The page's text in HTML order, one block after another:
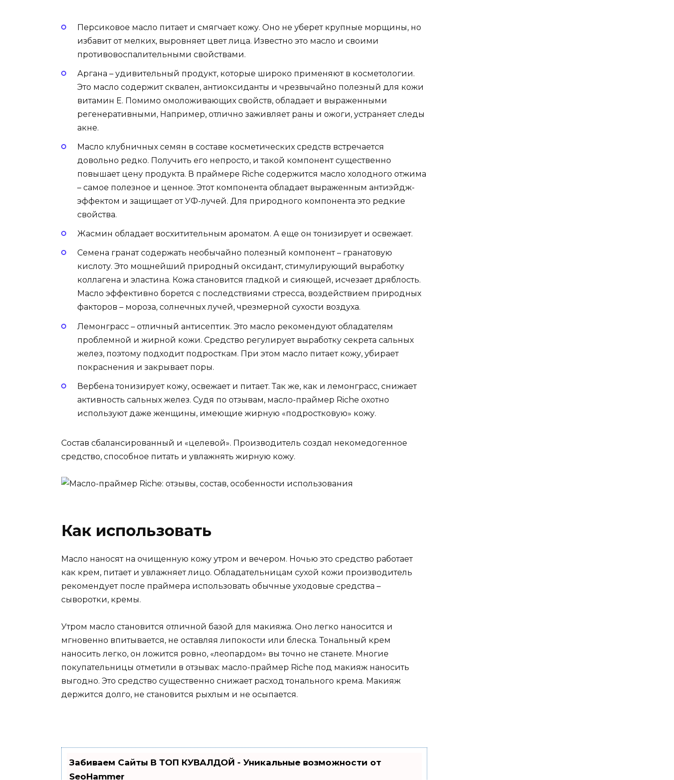
Персиковое масло питает и смягчает кожу. Оно не уберет крупные морщины, но
избавит от мелких, выровняет цвет лица. Известно это масло и своими
противовоспалительными свойствами.
Аргана – удивительный продукт, которые широко применяют в косметологии.
Это масло содержит сквален, антиоксиданты и чрезвычайно полезный для кожи
витамин Е. Помимо омоложивающих свойств, обладает и выраженными
регенеративными, Например, отлично заживляет раны и ожоги, устраняет следы
акне.
Масло клубничных семян в составе косметических средств встречается
довольно редко. Получить его непросто, и такой компонент существенно
повышает цену продукта. В праймере Riche содержится масло холодного отжима
– самое полезное и ценное. Этот компонента обладает выраженным антиэйдж-
эффектом и защищает от УФ-лучей. Для природного компонента это редкие
свойства.
Жасмин обладает восхитительным ароматом. А еще он тонизирует и освежает.
Семена гранат содержать необычайно полезный компонент – гранатовую
кислоту. Это мощнейший природный оксидант, стимулирующий выработку
коллагена и эластина. Кожа становится гладкой и сияющей, исчезает дряблость.
Масло эффективно борется с последствиями стресса, воздействием природных
факторов – мороза, солнечных лучей, чрезмерной сухости воздуха.
Лемонграсс – отличный антисептик. Это масло рекомендуют обладателям
проблемной и жирной кожи. Средство регулирует выработку секрета сальных
желез, поэтому подходит подросткам. При этом масло питает кожу, убирает
покраснения и закрывает поры.
Вербена тонизирует кожу, освежает и питает. Так же, как и лемонграсс, снижает
активность сальных желез. Судя по отзывам, масло-праймер Riche охотно
используют даже женщины, имеющие жирную «подростковую» кожу.
Состав сбалансированный и «целевой». Производитель создал некомедогенное
средство, способное питать и увлажнять жирную кожу.
Как использовать
Масло наносят на очищенную кожу утром и вечером. Ночью это средство работает
как крем, питает и увлажняет лицо. Обладательницам сухой кожи производитель
рекомендует после праймера использовать обычные уходовые средства –
сыворотки, кремы.
Утром масло становится отличной базой для макияжа. Оно легко наносится и
мгновенно впитывается, не оставляя липокости или блеска. Тональный крем
наносить легко, он ложится ровно, «леопардом» вы точно не станете. Многие
покупательницы отметили в отзывах: масло-праймер Riche под макияж наносить
выгодно. Это средство существенно снижает расход тонального крема. Макияж
держится долго, не становится рыхлым и не осыпается.
Забиваем Сайты В ТОП КУВАЛДОЙ - Уникальные возможности от
SeoHammer